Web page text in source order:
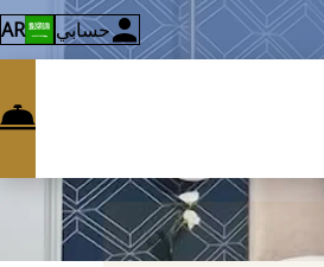
حسابي AR